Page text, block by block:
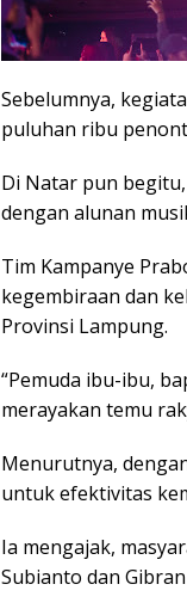
Sebelumnya,
puluhan ribu
Di Natar pun
dengan alunan
Tim Kampanye
kegembiraan dan
Provinsi Lampung.
“Pemuda ibu-ibu,
merayakan temu
Menurutnya,
untuk efektivitas
Ia mengajak,
Subianto dan